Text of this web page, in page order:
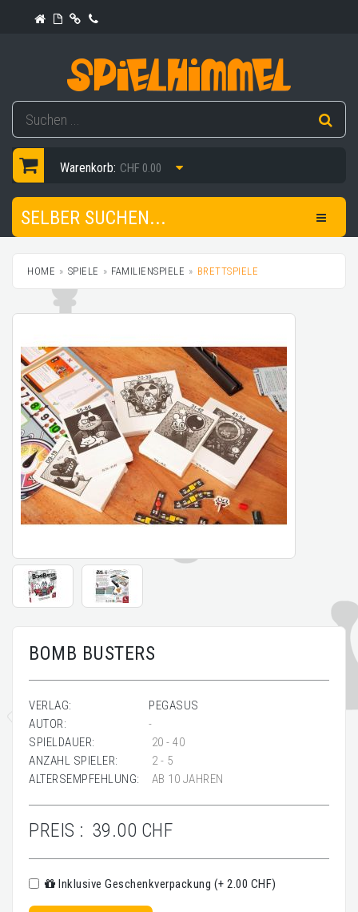
Warenkorb: CHF 0.00
SELBER SUCHEN...
HOME SPIELE FAMILIENSPIELE BRETTSPIELE
BOMB BUSTERS
VERLAG:
PEGASUS
AUTOR:
-
SPIELDAUER:
20 - 40
ANZAHL SPIELER:
2 - 5
ALTERSEMPFEHLUNG:
AB 10 JAHREN
PREIS : 39.00 CHF
Inklusive Geschenkverpackung (+ 2.00 CHF)